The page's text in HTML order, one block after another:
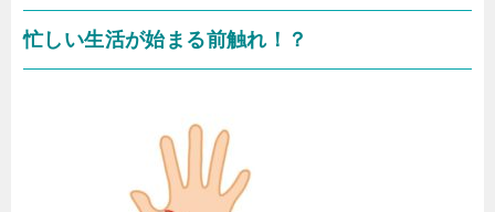
忙しい生活が始まる前触れ！？